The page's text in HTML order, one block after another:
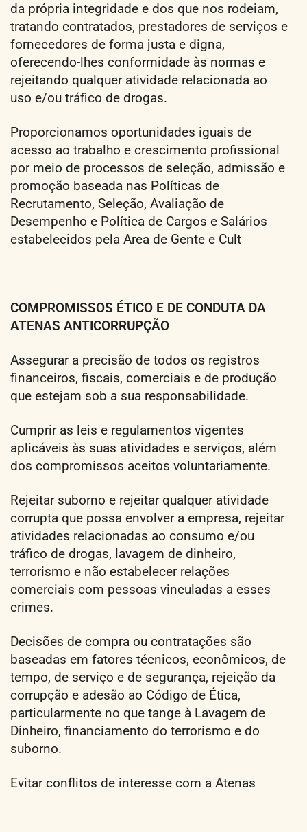
da própria integridade e dos que nos rodeiam,
tratando contratados, prestadores de serviços e
fornecedores de forma justa e digna,
oferecendo-lhes conformidade às normas e
rejeitando qualquer atividade relacionada ao
uso e/ou tráfico de drogas.
Proporcionamos oportunidades iguais de
acesso ao trabalho e crescimento profissional
por meio de processos de seleção, admissão e
promoção baseada nas Políticas de
Recrutamento, Seleção, Avaliação de
Desempenho e Política de Cargos e Salários
estabelecidos pela Area de Gente e Cult
COMPROMISSOS ÉTICO E DE CONDUTA DA
ATENAS ANTICORRUPÇÃO
Assegurar a precisão de todos os registros
financeiros, fiscais, comerciais e de produção
que estejam sob a sua responsabilidade.
Cumprir as leis e regulamentos vigentes
aplicáveis às suas atividades e serviços, além
dos compromissos aceitos voluntariamente.
Rejeitar suborno e rejeitar qualquer atividade
corrupta que possa envolver a empresa, rejeitar
atividades relacionadas ao consumo e/ou
tráfico de drogas, lavagem de dinheiro,
terrorismo e não estabelecer relações
comerciais com pessoas vinculadas a esses
crimes.
Decisões de compra ou contratações são
baseadas em fatores técnicos, econômicos, de
tempo, de serviço e de segurança, rejeição da
corrupção e adesão ao Código de Ética,
particularmente no que tange à Lavagem de
Dinheiro, financiamento do terrorismo e do
suborno.
Evitar conflitos de interesse com a Atenas